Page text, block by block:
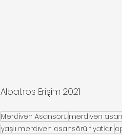
Albatros Erişim 2021
Merdiven Asansörü merdiven
yaşlı merdiven asansörü fiyatları